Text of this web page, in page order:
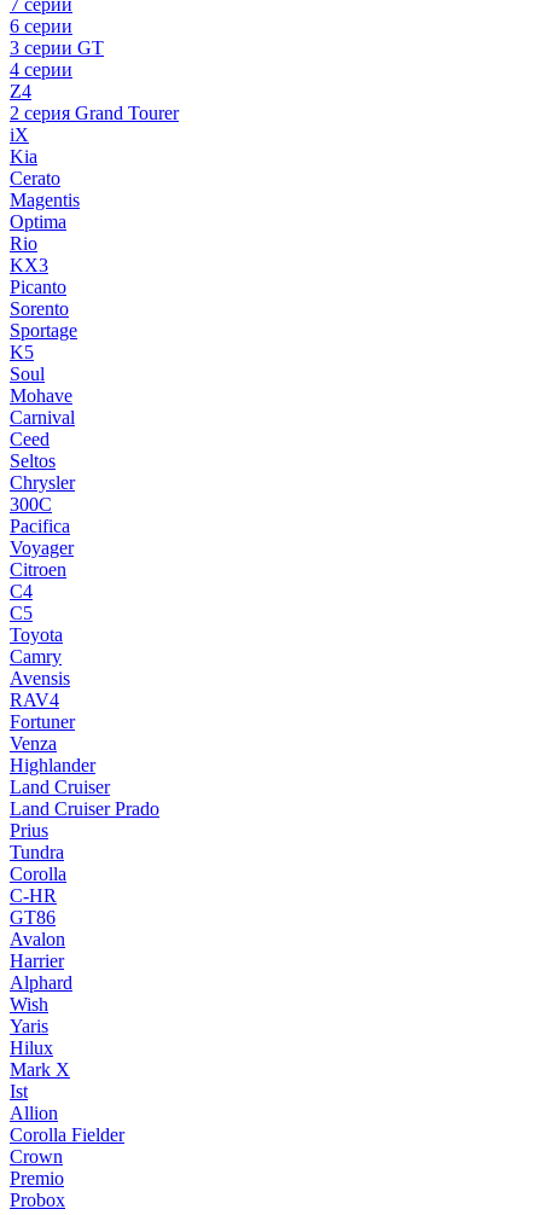
7 серии
6 серии
3 серии GT
4 серии
Z4
2 серия Grand Tourer
iX
Kia
Cerato
Magentis
Optima
Rio
KX3
Picanto
Sorento
Sportage
K5
Soul
Mohave
Carnival
Ceed
Seltos
Chrysler
300C
Pacifica
Voyager
Citroen
C4
C5
Toyota
Camry
Avensis
RAV4
Fortuner
Venza
Highlander
Land Cruiser
Land Cruiser Prado
Prius
Tundra
Corolla
C-HR
GT86
Avalon
Harrier
Alphard
Wish
Yaris
Hilux
Mark X
Ist
Allion
Corolla Fielder
Crown
Premio
Probox